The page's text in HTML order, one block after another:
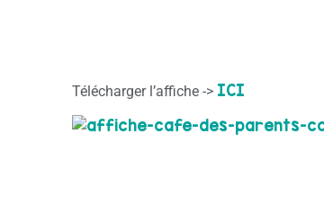
Télécharger l’affiche -> ICI